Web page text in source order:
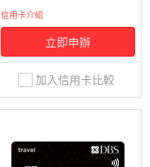
信用卡介紹
立即申辦
加入信用卡比較